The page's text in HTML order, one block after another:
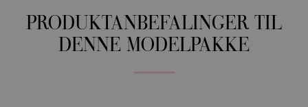
PRODUKTANBEFALINGER TIL
DENNE MODELPAKKE